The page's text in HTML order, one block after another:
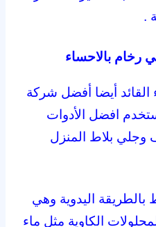
.
رخام بالاحساء
أيضا أفضل شركة
افضل الأدوات
وجلي بلاط المنزل
بالطريقة اليدوية وهي
الكاوية مثل ماء